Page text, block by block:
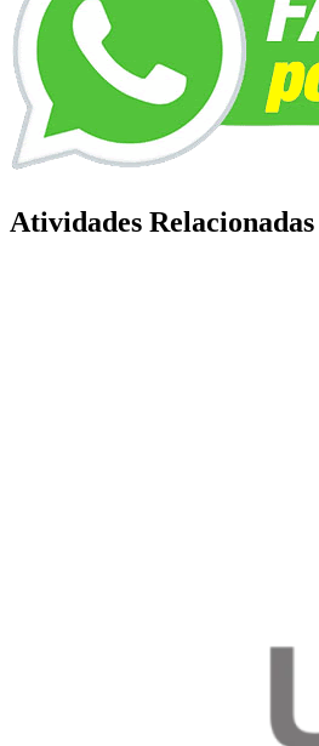
Atividades Relacionadas